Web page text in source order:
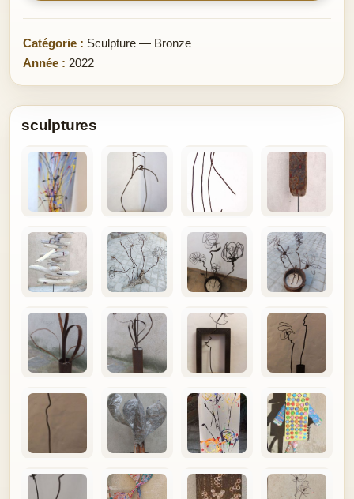
Catégorie : Sculpture — Bronze
Année : 2022
sculptures